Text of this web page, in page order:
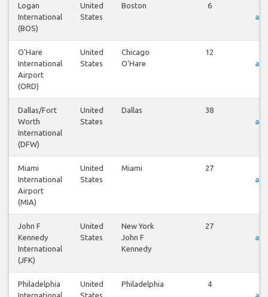
Logan
International
(BOS)
United
States
Boston 6
O'Hare
International
Airport
(ORD)
United
States
Chicago
O'Hare
12
Dallas/Fort
Worth
International
(DFW)
United
States
Dallas 38
Miami
International
Airport
(MIA)
United
States
Miami 27
John F
Kennedy
International
(JFK)
United
States
New York
John F
Kennedy
27
Philadelphia
International
United
States
Philadelphia 4